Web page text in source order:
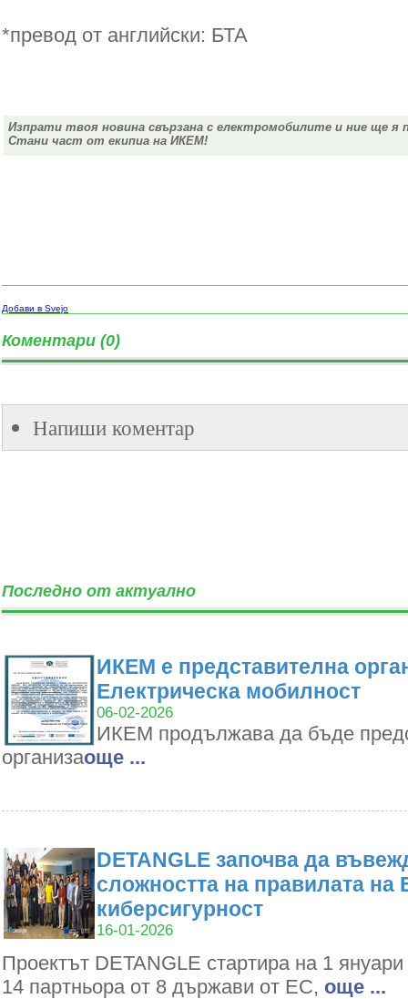
*превод от английски: БТА
Изпрати твоя новина свързана с електромобилите и ние ще я
Стани част от екипиа на ИКЕМ!
Добави в Svejo
Коментари (0)
Напиши коментар
Последно от актуално
ИКЕМ е представителна
Електрическа мобилност
06-02-2026
ИКЕМ продължава да бъде
организаoще ...
DETANGLE започва да
сложността на правилата на
киберсигурност
16-01-2026
Проектът DETANGLE стартира на 1
14 партньора от 8 държави от ЕС, oще ...